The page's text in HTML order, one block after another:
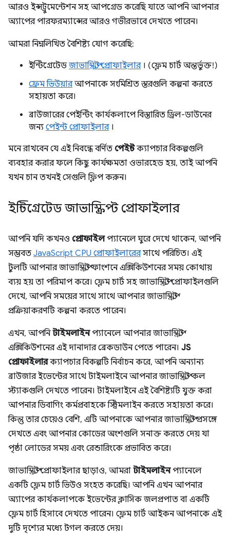
আরও ইন্সট্রুমেন্টেশন সহ আপগ্রেড করেছি যাতে আপনি আপনার
অ্যাপের পারফরম্যান্সের আরও গভীরভাবে দেখতে পারেন।
আমরা নিম্নলিখিত বৈশিষ্ট্য যোগ করেছি:
ইন্টিগ্রেটেডজাভাস্ক্রিপ্ট প্রোফাইলার। (ফ্লেম চার্ট অন্তর্ভুক্ত!)
ফ্রেম ভিউয়ারআপনাকে সংমিশ্রিত স্তরগুলি কল্পনা করতে
সহায়তা করে।
ব্রাউজারের পেইন্টিং কার্যকলাপে বিস্তারিত ড্রিল-ডাউনের
জন্য পেইন্ট প্রোফাইলার।
মনে রাখবেন যে এই নিবন্ধে বর্ণিত পেইন্টক্যাপচার বিকল্পগুলি
ব্যবহার করার ফলে কিছু কার্যক্ষমতা ওভারহেড হয়, তাই আপনি
যখন চান তখনই সেগুলি ফ্লিপ করুন।
ইন্টিগ্রেটেড জাভাস্ক্রিপ্ট প্রোফাইলার
আপনি যদি কখনও প্রোফাইলপ্যানেলে ঘুরে দেখে থাকেন, আপনি
সম্ভবত JavaScript CPU প্রোফাইলারেরসাথে পরিচিত। এই
টুলটি আপনার জাভাস্ক্রিপ্ট ফাংশনে এক্সিকিউশনের সময় কোথায়
ব্যয় হয় তা পরিমাপ করে। ফ্লেম চার্ট সহ জাভাস্ক্রিপ্ট প্রোফাইলগুলি
দেখে, আপনি সময়ের সাথে সাথে আপনার জাভাস্ক্রিপ্ট
প্রক্রিয়াকরণটি কল্পনা করতে পারেন।
এখন, আপনিটাইমলাইনপ্যানেলে আপনার জাভাস্ক্রিপ্ট
এক্সিকিউশনের এই দানাদার ব্রেকডাউন পেতে পারেন। JS
প্রোফাইলারক্যাপচার বিকল্পটি নির্বাচন করে, আপনি অন্যান্য
ব্রাউজার ইভেন্টের সাথে টাইমলাইনে আপনার জাভাস্ক্রিপ্ট কল
স্ট্যাকগুলি দেখতে পারেন। টাইমলাইনে এই বৈশিষ্ট্যটি যুক্ত করা
আপনার ডিবাগিং কর্মপ্রবাহকে স্ট্রিমলাইন করতে সহায়তা করে।
কিন্তু তার চেয়েও বেশি, এটি আপনাকে আপনার জাভাস্ক্রিপ্ট প্রসঙ্গে
দেখতে এবং আপনার কোডের অংশগুলি সনাক্ত করতে দেয় যা
পৃষ্ঠা লোডের সময় এবং রেন্ডারিংকে প্রভাবিত করে।
জাভাস্ক্রিপ্ট প্রোফাইলার ছাড়াও, আমরা টাইমলাইনপ্যানেলে
একটি ফ্লেম চার্ট ভিউও সংহত করেছি। আপনি এখন আপনার
অ্যাপের কার্যকলাপকে ইভেন্টের ক্লাসিক জলপ্রপাত বা একটি
ফ্লেম চার্ট হিসাবে দেখতে পারেন। ফ্লেম চার্ট আইকন আপনাকে এই
দুটি দৃশ্যের মধ্যে টগল করতে দেয়।